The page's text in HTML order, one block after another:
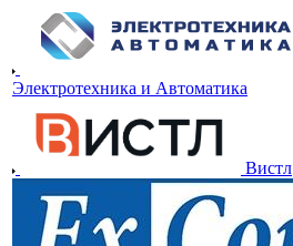
Электротехника и Автоматика
Вистл